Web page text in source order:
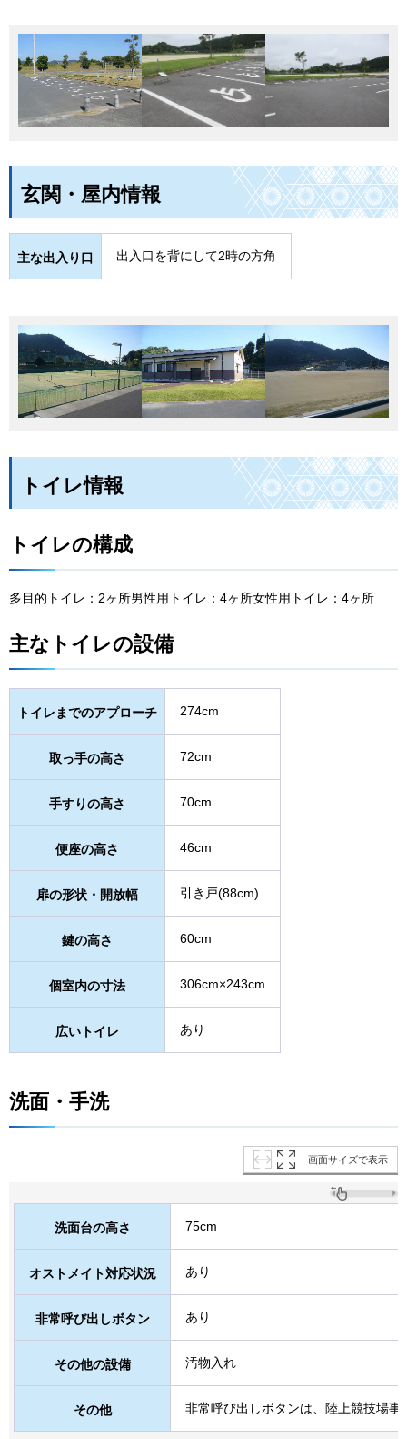
玄関・屋内情報
主な出入り口 出入口を背にして2時の方角
トイレ情報
トイレの構成
多目的トイレ：2ヶ所男性用トイレ：4ヶ所女性用トイレ：4ヶ所
主なトイレの設備
トイレまでのアプローチ 274cm
取っ手の高さ 72cm
手すりの高さ 70cm
便座の高さ 46cm
扉の形状・開放幅 引き戸(88cm)
鍵の高さ 60cm
個室内の寸法 306cm×243cm
広いトイレ あり
洗面・手洗
画面サイズで表示
洗面台の高さ 75cm
オストメイト対応状況 あり
非常呼び出しボタン あり
その他の設備 汚物入れ
その他 非常呼び出しボタンは、陸上競技場